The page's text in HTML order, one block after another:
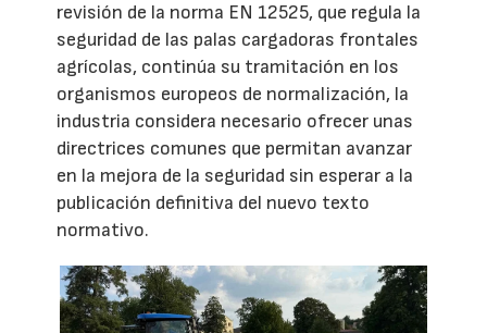
revisión de la norma EN 12525, que regula la
seguridad de las palas cargadoras frontales
agrícolas, continúa su tramitación en los
organismos europeos de normalización, la
industria considera necesario ofrecer unas
directrices comunes que permitan avanzar
en la mejora de la seguridad sin esperar a la
publicación definitiva del nuevo texto
normativo.